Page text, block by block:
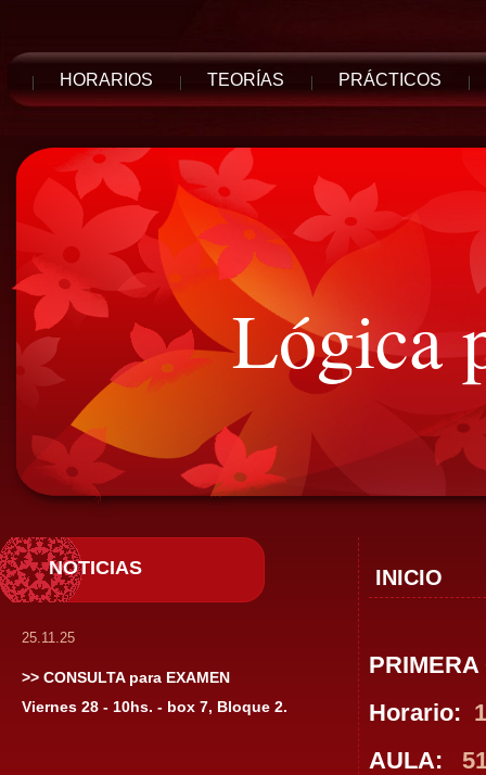
HORARIOS TEORÍAS PRÁCTICOS
Lógica
INICIO
Horario:
AULA:
NOTICIAS
25.11.25
>> CONSULTA para EXAMEN
Viernes 28 - 10hs. - box 7, Bloque 2.